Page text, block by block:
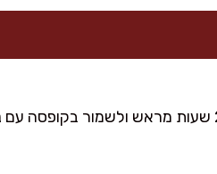
כן, אבל אני ממליצה להכין את כל הירקות והעלים עד 24